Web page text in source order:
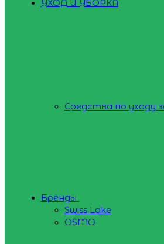
УХОД И УБОРКА
Средства по уходу
Бренды
Swiss Lake
OSMO